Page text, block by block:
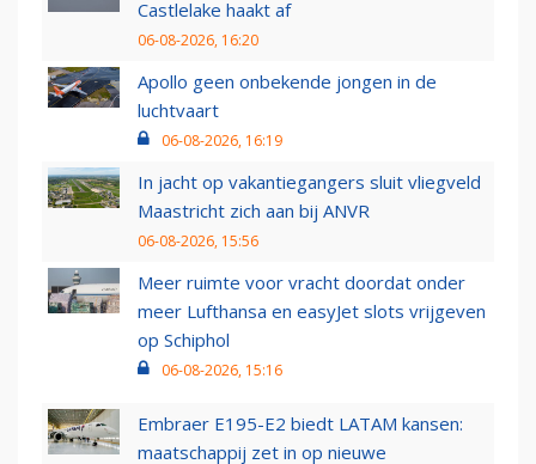
Castlelake haakt af
06-08-2026, 16:20
Apollo geen onbekende jongen in de
luchtvaart
06-08-2026, 16:19
In jacht op vakantiegangers sluit vliegveld
Maastricht zich aan bij ANVR
06-08-2026, 15:56
Meer ruimte voor vracht doordat onder
meer Lufthansa en easyJet slots vrijgeven
op Schiphol
06-08-2026, 15:16
Embraer E195-E2 biedt LATAM kansen:
maatschappij zet in op nieuwe